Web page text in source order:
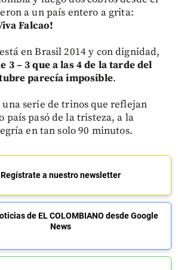
a un país entero a grita:
Falcao!
en Brasil 2014 y con dignidad,
3 – 3 que a las 4 de la tarde del
parecía imposible.
una serie de trinos que reflejan
país pasó de la tristeza, a la
en tan solo 90 minutos.
Regístrate a nuestro newsletter
de EL COLOMBIANO desde Google
News